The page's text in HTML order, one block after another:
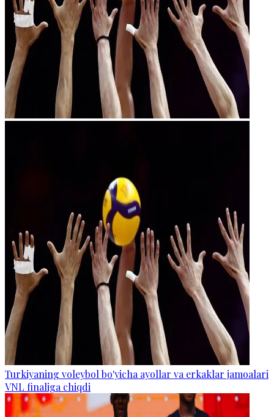
Turkiyaning voleybol bo'yicha ayollar va erkaklar jamoalari
VNL finaliga chiqdi